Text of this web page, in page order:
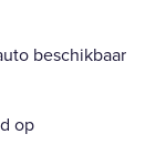
beschikbaar
op